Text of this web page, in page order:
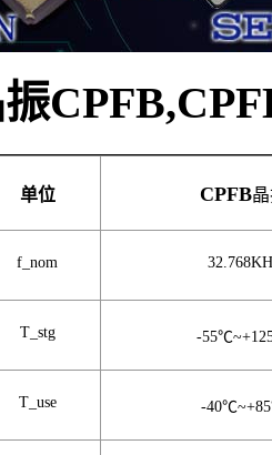
单位 CPFB
f_nom
T_stg -
T_use -